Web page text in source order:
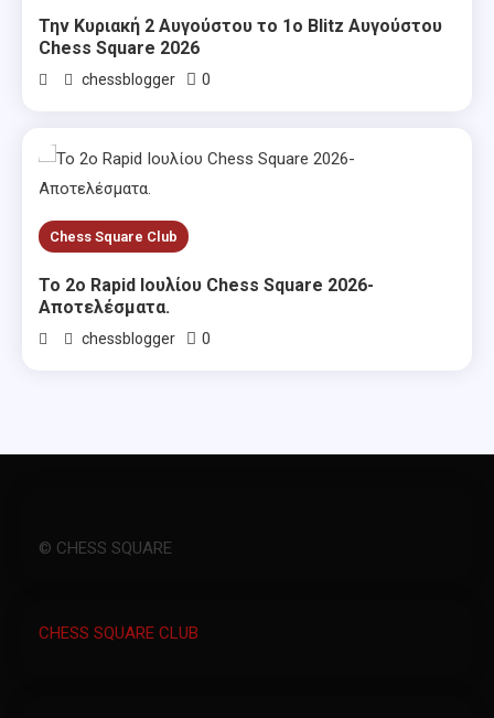
Την Κυριακή 2 Αυγούστου το 1ο Blitz Αυγούστου
Chess Square 2026
chessblogger 0
Chess Square Club
Το 2ο Rapid Ιουλίου Chess Square 2026-
Αποτελέσματα.
chessblogger 0
© CHESS SQUARE
CHESS SQUARE CLUB